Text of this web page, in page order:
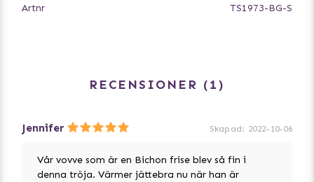
Artnr TS1973-BG-S
RECENSIONER 1
Jennifer Skapad: 2022-10-06
Vår vovve som är en Bichon frise blev så fin i
denna tröja. Värmer jättebra nu när han är